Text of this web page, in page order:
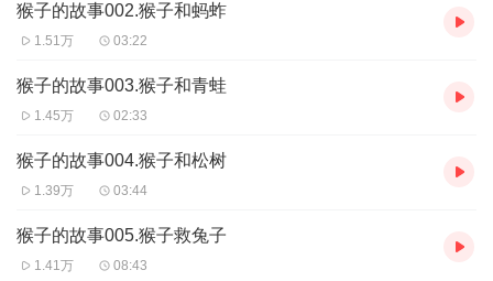
猴子的故事002.猴子和蚂蚱
1.51万 03:22
猴子的故事003.猴子和青蛙
1.45万 02:33
猴子的故事004.猴子和松树
1.39万 03:44
猴子的故事005.猴子救兔子
1.41万 08:43